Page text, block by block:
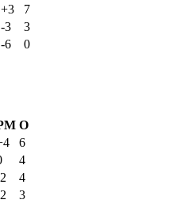
+3
7
-3
3
-6
0
О
6
4
4
3